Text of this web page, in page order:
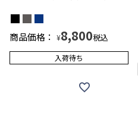
商品価格： ¥8,800税込
入荷待ち